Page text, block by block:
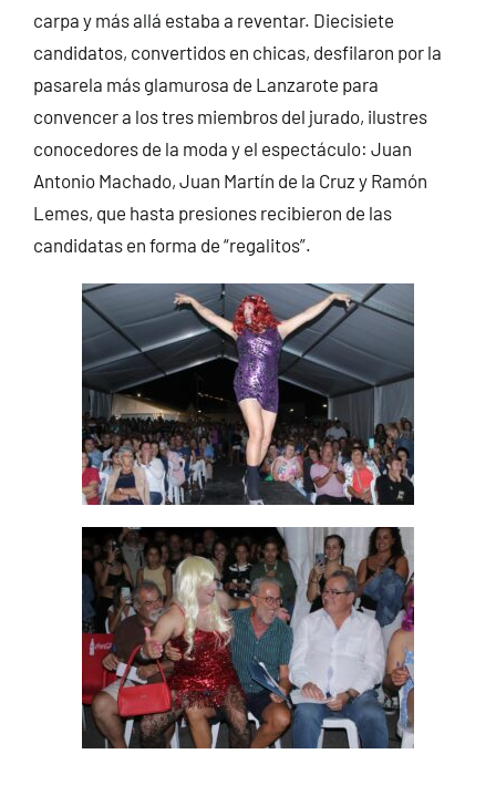
carpa y más allá estaba a reventar. Diecisiete
candidatos, convertidos en chicas, desfilaron por la
pasarela más glamurosa de Lanzarote para
convencer a los tres miembros del jurado, ilustres
conocedores de la moda y el espectáculo: Juan
Antonio Machado, Juan Martín de la Cruz y Ramón
Lemes, que hasta presiones recibieron de las
candidatas en forma de “regalitos”.